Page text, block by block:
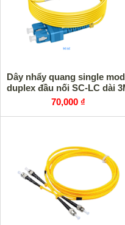
Dây nhẩy quang single
duplex đầu nối SC-LC dài
70,000 ₫